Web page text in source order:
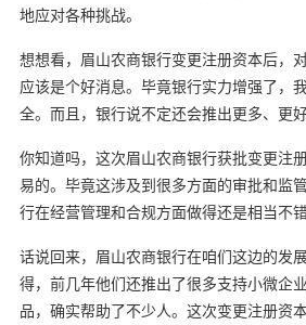
地应对各种挑战。
想想看，眉山农商银行变更注册资本后，
应该是个好消息。毕竟银行实力增强了，
全。而且，银行说不定还会推出更多、更
你知道吗，这次眉山农商银行获批变更注
易的。毕竟这涉及到很多方面的审批和监
行在经营管理和合规方面做得还是相当不错
话说回来，眉山农商银行在咱们这边的发
得，前几年他们还推出了很多支持小微企
品，确实帮助了不少人。这次变更注册资